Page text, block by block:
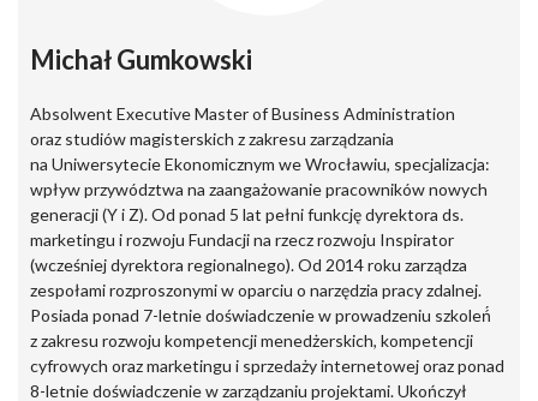
Michał Gumkowski
Absolwent Executive Master of Business Administration
oraz studiów magisterskich z zakresu zarządzania
na Uniwersytecie Ekonomicznym we Wrocławiu, specjalizacja:
wpływ przywództwa na zaangażowanie pracowników nowych
generacji (Y i Z). Od ponad 5 lat pełni funkcję dyrektora ds.
marketingu i rozwoju Fundacji na rzecz rozwoju Inspirator
(wcześniej dyrektora regionalnego). Od 2014 roku zarządza
zespołami rozproszonymi w oparciu o narzędzia pracy zdalnej.
Posiada ponad 7-letnie doświadczenie w prowadzeniu szkoleń́
z zakresu rozwoju kompetencji menedżerskich, kompetencji
cyfrowych oraz marketingu i sprzedaży internetowej oraz ponad
8-letnie doświadczenie w zarządzaniu projektami. Ukończył